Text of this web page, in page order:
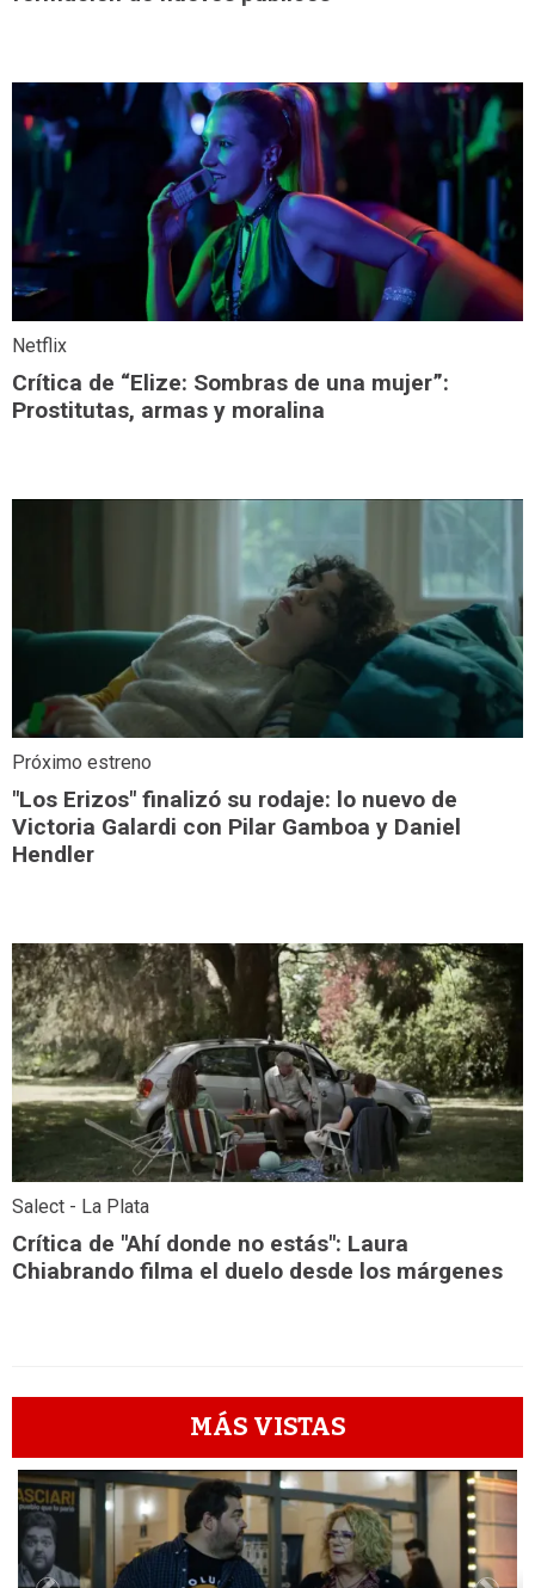
Netflix
Crítica de “Elize: Sombras de una mujer”:
Prostitutas, armas y moralina
Próximo estreno
"Los Erizos" finalizó su rodaje: lo nuevo de
Victoria Galardi con Pilar Gamboa y Daniel
Hendler
Salect - La Plata
Crítica de "Ahí donde no estás": Laura
Chiabrando filma el duelo desde los márgenes
MÁS VISTAS
1